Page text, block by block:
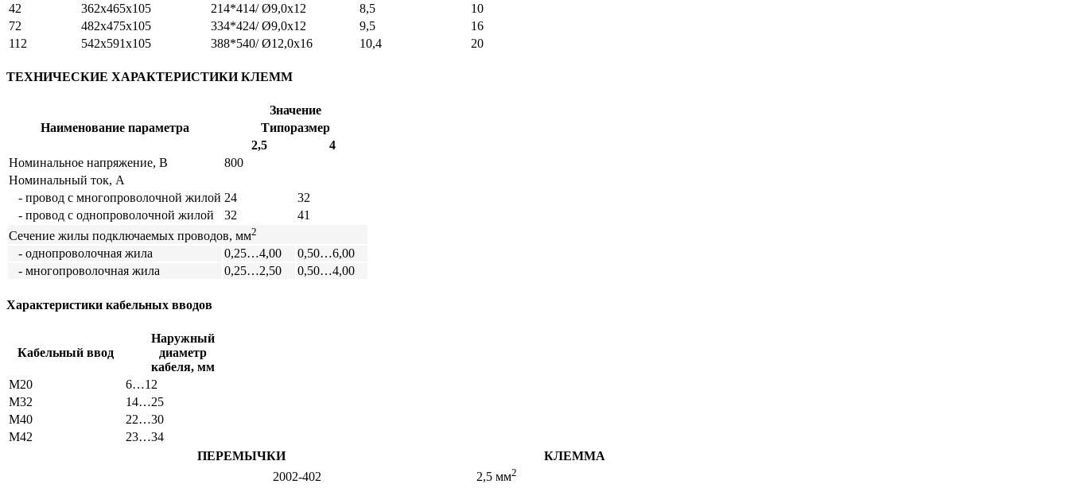
42
362х465х105 214*414/ Ø9,0х12 8,5
10
72
482х475х105 334*424/ Ø9,0х12 9,5
16
112
542х591х105 388*540/ Ø12,0х16 10,4 20
ТЕХНИЧЕСКИЕ ХАРАКТЕРИСТИКИ КЛЕММ
Наименование параметра
Значение
Типоразмер
2,5
4
Номинальное напряжение, В
800
Номинальный ток, А
- провод с многопроволочной жилой 24
32
- провод с однопроволочной жилой
32
41
Сечение жилы подключаемых проводов, мм2
- однопроволочная жила 0,25…4,00
0,50…6,00
- многопроволочная жила
0,25…2,50 0,50…4,00
Характеристики кабельных вводов
Кабельный ввод
Наружный
диаметр
кабеля, мм
М20
6…12
М32
14…25
М40
22…30
М42
23…34
ПЕРЕМЫЧКИ
КЛЕММА
2002-402
2,5 мм2